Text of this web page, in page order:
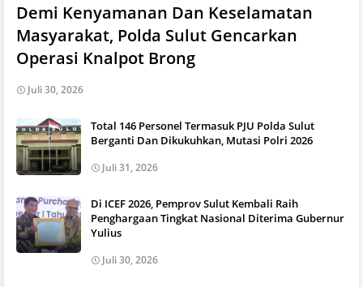
Demi Kenyamanan Dan Keselamatan
Masyarakat, Polda Sulut Gencarkan
Operasi Knalpot Brong
Juli 30, 2026
Total 146 Personel Termasuk PJU Polda Sulut
Berganti Dan Dikukuhkan, Mutasi Polri 2026
Juli 31, 2026
Di ICEF 2026, Pemprov Sulut Kembali Raih
Penghargaan Tingkat Nasional Diterima Gubernur
Yulius
Juli 30, 2026